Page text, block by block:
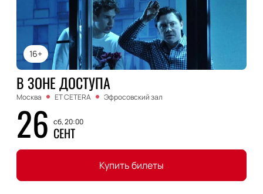
16+
В ЗОНЕ ДОСТУПА
Москва ET CETERA Эфросовский зал
26 сб, 20:00
СЕНТ
Купить билеты